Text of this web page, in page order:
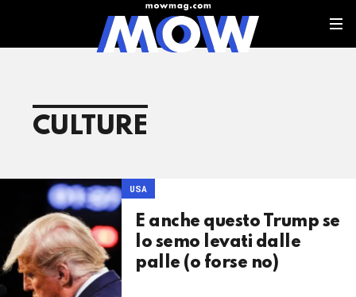
CULTURE
USA
E anche questo Trump se
lo semo levati dalle
palle (o forse no)